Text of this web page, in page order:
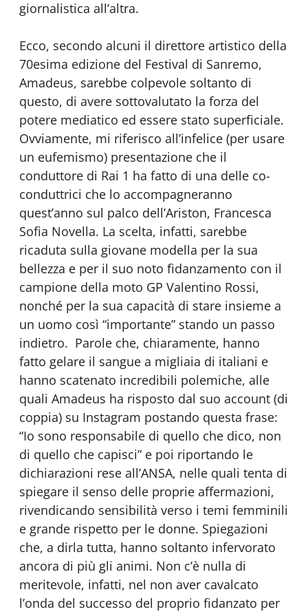
giornalistica all’altra.
Ecco, secondo alcuni il direttore artistico della
70esima edizione del Festival di Sanremo,
Amadeus, sarebbe colpevole soltanto di
questo, di avere sottovalutato la forza del
potere mediatico ed essere stato superficiale.
Ovviamente, mi riferisco all’infelice (per usare
un eufemismo) presentazione che il
conduttore di Rai 1 ha fatto di una delle co-
conduttrici che lo accompagneranno
quest’anno sul palco dell’Ariston, Francesca
Sofia Novella. La scelta, infatti, sarebbe
ricaduta sulla giovane modella per la sua
bellezza e per il suo noto fidanzamento con il
campione della moto GP Valentino Rossi,
nonché per la sua capacità di stare insieme a
un uomo così “importante” stando un passo
indietro. Parole che, chiaramente, hanno
fatto gelare il sangue a migliaia di italiani e
hanno scatenato incredibili polemiche, alle
quali Amadeus ha risposto dal suo account (di
coppia) su Instagram postando questa frase:
“Io sono responsabile di quello che dico, non
di quello che capisci” e poi riportando le
dichiarazioni rese all’ANSA, nelle quali tenta di
spiegare il senso delle proprie affermazioni,
rivendicando sensibilità verso i temi femminili
e grande rispetto per le donne. Spiegazioni
che, a dirla tutta, hanno soltanto infervorato
ancora di più gli animi. Non c’è nulla di
meritevole, infatti, nel non aver cavalcato
l’onda del successo del proprio fidanzato per